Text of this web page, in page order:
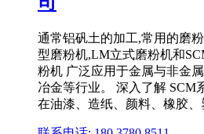
通常铝矾土的加工,常用的磨
型磨粉机,LM立式磨粉机和
粉机 广泛应用于金属与非金
冶金等行业。 深入了解 SCM
在油漆、造纸、颜料、橡胶、